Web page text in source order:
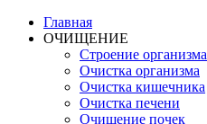
Главная
ОЧИЩЕНИЕ
Строение организма
Очистка организма
Очистка кишечника
Очистка печени
Очищение почек